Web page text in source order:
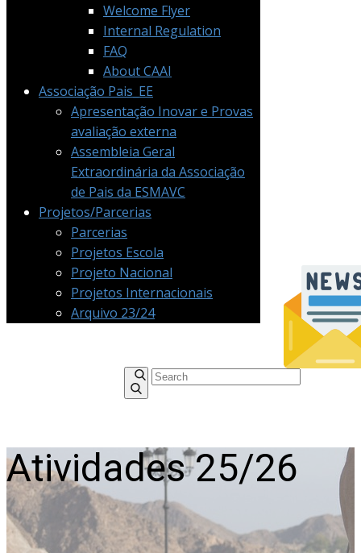
Welcome Flyer
Internal Regulation
FAQ
About CAAI
Associação Pais_EE
Apresentação Inovar e Provas
avaliação externa
Assembleia Geral
Extraordinária da Associação
de Pais da ESMAVC
Projetos/Parcerias
Parcerias
Projetos Escola
Projeto Nacional
Projetos Internacionais
Arquivo 23/24
Atividades 25/26